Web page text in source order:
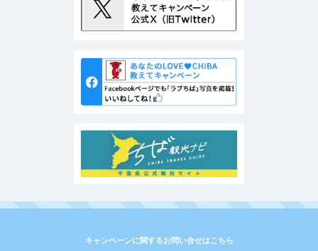
キャンペーンに関するお問い合せはこちら